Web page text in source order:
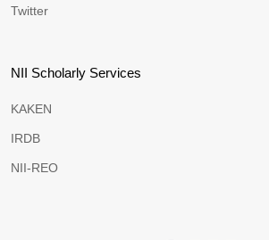
Twitter
NII Scholarly Services
KAKEN
IRDB
NII-REO